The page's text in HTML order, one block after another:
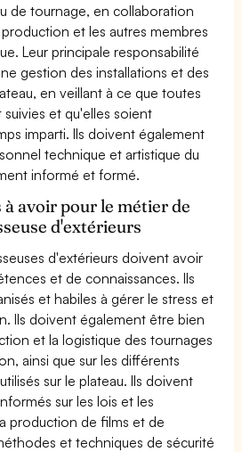
de tournage, en collaboration
et les autres membres
Leur principale responsabilité
gestion des installations et des
en veillant à ce que toutes
et qu'elles soient
imparti. Ils doivent également
technique et artistique du
informé et formé.
à avoir pour le métier de
d'extérieurs
d'extérieurs doivent avoir
et de connaissances. Ils
et habiles à gérer le stress et
Ils doivent également être bien
et la logistique des tournages
ainsi que sur les différents
sur le plateau. Ils doivent
sur les lois et les
production de films et de
et techniques de sécurité